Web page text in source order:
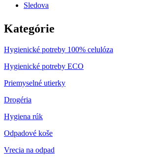
Sledova
Kategórie
Hygienické potreby 100% celulóza
Hygienické potreby ECO
Priemyselné utierky
Drogéria
Hygiena rúk
Odpadové koše
Vrecia na odpad